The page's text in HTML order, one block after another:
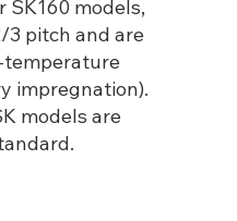
SK160 models,
3 pitch and are
impregnation).
models are